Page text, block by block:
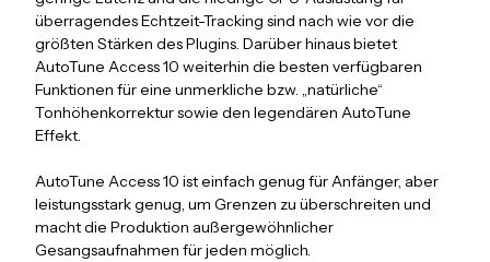
überragendes Echtzeit-Tracking sind nach wie vor die
größten Stärken des Plugins. Darüber hinaus bietet
AutoTune Access 10 weiterhin die besten verfügbaren
Funktionen für eine unmerkliche bzw. „natürliche“
Tonhöhenkorrektur sowie den legendären AutoTune
Effekt.
AutoTune Access 10 ist einfach genug für Anfänger, aber
leistungsstark genug, um Grenzen zu überschreiten und
macht die Produktion außergewöhnlicher
Gesangsaufnahmen für jeden möglich.